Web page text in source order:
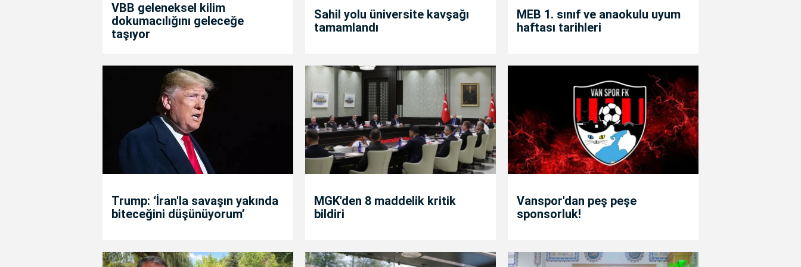
VBB geleneksel kilim
dokumacılığını geleceğe
taşıyor
Sahil yolu üniversite kavşağı
tamamlandı
MEB 1. sınıf ve anaokulu uyum
haftası tarihleri
Trump: ‘İran'la savaşın yakında
biteceğini düşünüyorum’
MGK'den 8 maddelik kritik
bildiri
Vanspor'dan peş peşe
sponsorluk!